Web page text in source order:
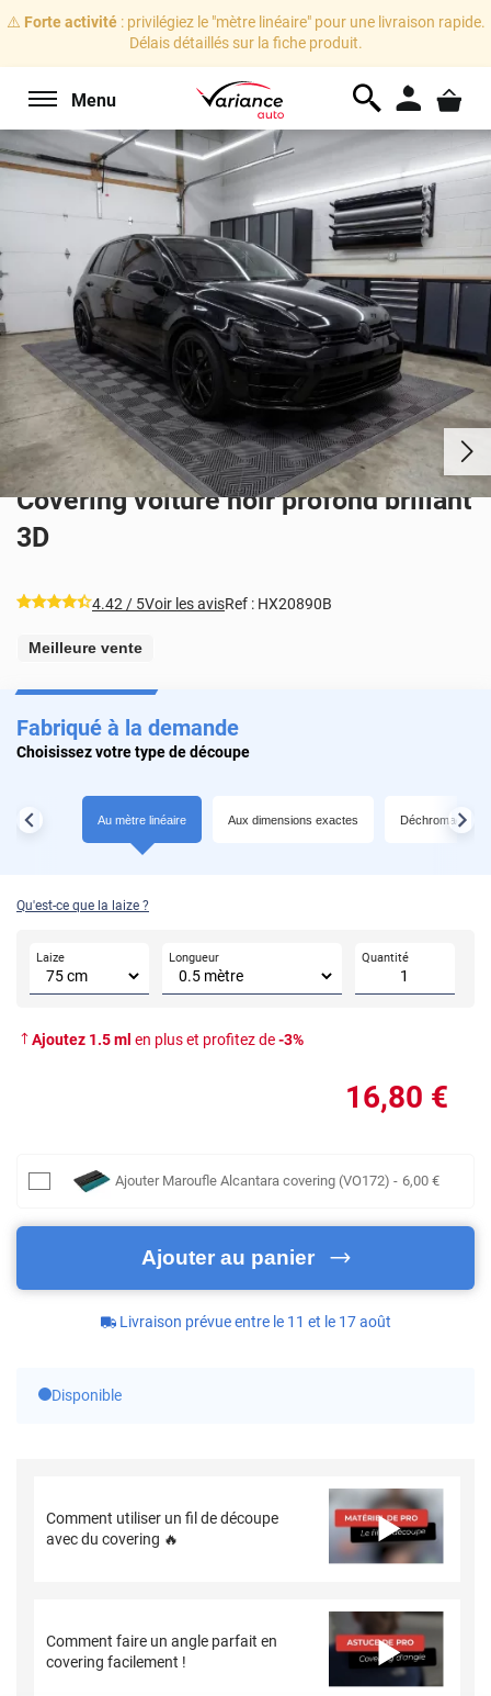
⚠️ Forte activité: privilégiez le "mètre linéaire" pour une livraison rapide.
Délais détaillés sur la fiche produit.
Menu
Covering voiture noir profond brillant
3D
*****
4.42 / 5Voir les avisRef : HX20890B
Meilleure vente
Fabriqué à la demande
Choisissez votre type de découpe
Au mètre linéaire Aux dimensions exactes Déchromage
Qu'est-ce que la laize ?
Laize Longueur Quantité
Ajoutez 1.5ml en plus et profitez de-3%
16,80 €
Ajouter Maroufle Alcantara covering (VO172) - 6,00 €
Ajouter au panier
Livraison prévue entre le 11 et le 17 août
Disponible
Comment utiliser un fil de découpe
avec du covering 🔥
Comment faire un angle parfait en
covering facilement !